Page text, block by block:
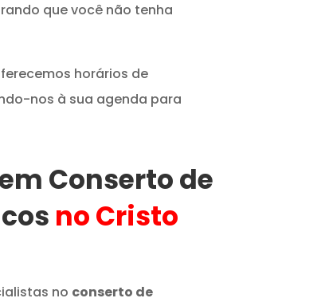
que você não tenha
horários de
nos à sua agenda para
Conserto de
no Cristo
no conserto de